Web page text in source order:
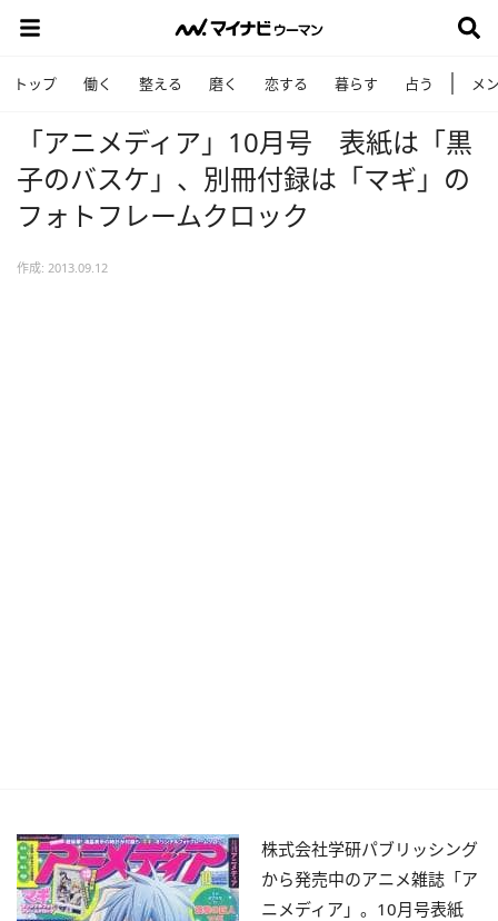
トップ 働く 整える 磨く 恋する 暮らす 占う メ
「アニメディア」10月号 表紙は「黒
子のバスケ」、別冊付録は「マギ」の
フォトフレームクロック
作成: 2013.09.12
株式会社学研パブリッシング
から発売中のアニメ雑誌「ア
ニメディア」。10月号表紙